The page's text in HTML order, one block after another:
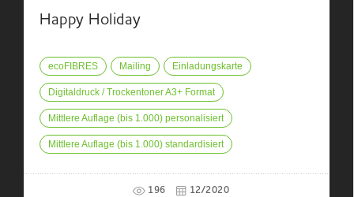
Happy Holiday
ecoFIBRES Mailing Einladungskarte
Digitaldruck / Trockentoner A3+ Format
Mittlere Auflage (bis 1.000) personalisiert
Mittlere Auflage (bis 1.000) standardisiert
196 12/2020